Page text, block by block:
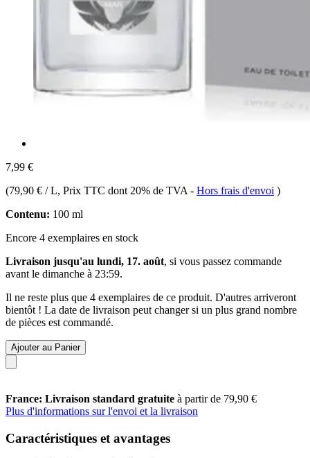
7,99 €
(79,90 € / L, Prix TTC dont 20% de TVA - Hors frais d'envoi )
Contenu: 100 ml
Encore 4 exemplaires en stock
Livraison jusqu'au lundi, 17. août, si vous passez commande
avant le dimanche à 23:59.
Il ne reste plus que 4 exemplaires de ce produit. D'autres arriveront
bientôt ! La date de livraison peut changer si un plus grand nombre
de pièces est commandé.
Ajouter au Panier
France: Livraison standard gratuite à partir de 79,90 €
Plus d'informations sur l'envoi et la livraison
Caractéristiques et avantages